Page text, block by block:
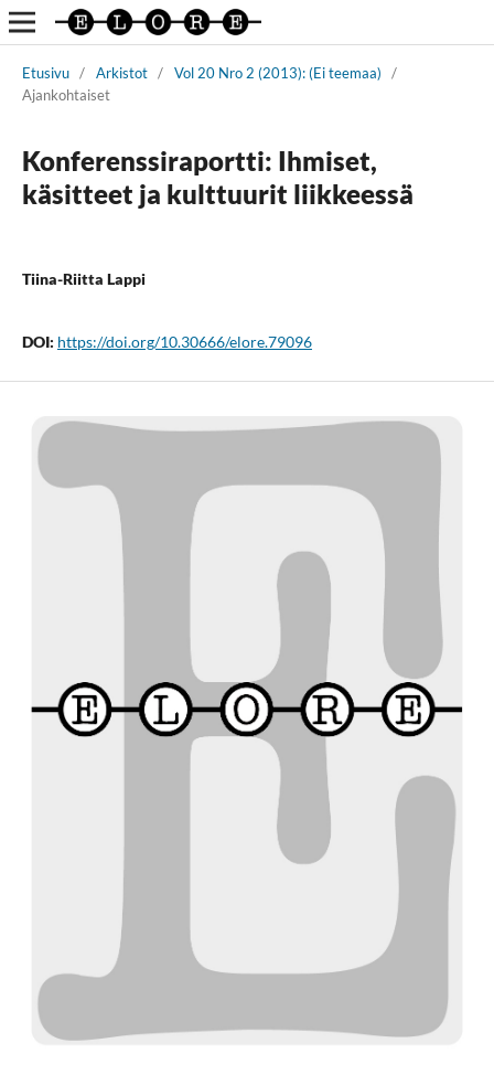
Etusivu / Arkistot / Vol 20 Nro 2 (2013): (Ei teemaa)
/
Ajankohtaiset
Konferenssiraportti: Ihmiset,
käsitteet ja kulttuurit liikkeessä
Tiina-Riitta Lappi
DOI: https://doi.org/10.30666/elore.79096